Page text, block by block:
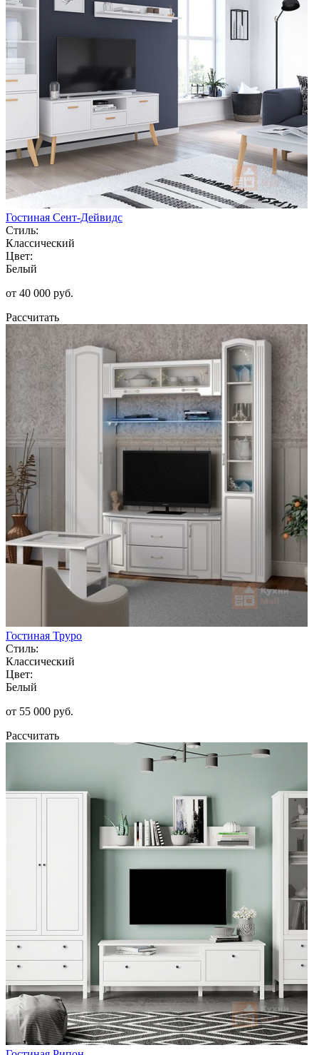
Гостиная Сент-Дейвидс
Стиль:
Классический
Цвет:
Белый
от 40 000 руб.
Рассчитать
Гостиная Труро
Стиль:
Классический
Цвет:
Белый
от 55 000 руб.
Рассчитать